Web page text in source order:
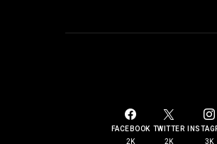
FACEBOOK
2K
TWITTER
2K
3K